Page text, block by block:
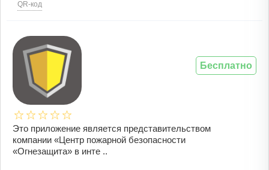
QR-код
Это приложение является представительством
компании «Центр пожарной безопасности
«Огнезащита» в инте ..
Бесплатно